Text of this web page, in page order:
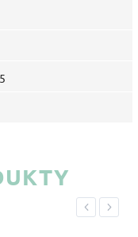
Previous
Next